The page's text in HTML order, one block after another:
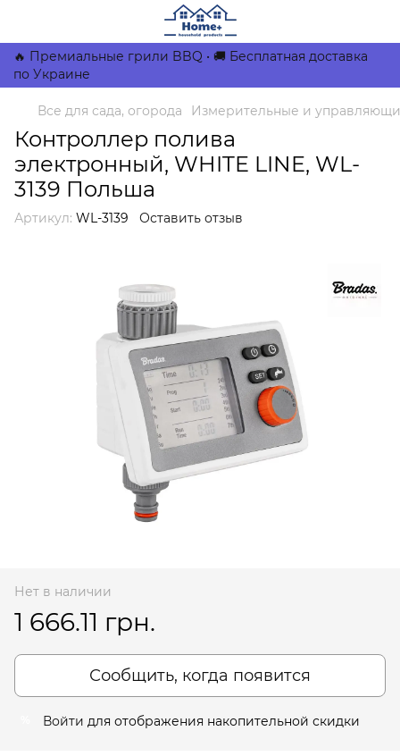
🔥 Премиальные грили BBQ • 🚚 Бесплатная доставка
по Украине
Все для сада, огорода Измерительные и
Контроллер полива
электронный, WHITE LINE, WL-
3139 Польша
Артикул: WL-3139 Оставить отзыв
Нет в наличии
1 666.11 грн.
Сообщить, когда появится
Войти для отображения накопительной скидки